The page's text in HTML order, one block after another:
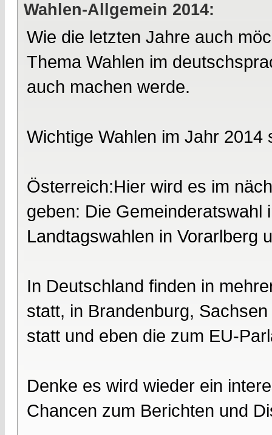
Wahlen-Allgemein 2014:
Wie die letzten Jahre auch
Thema Wahlen im
auch machen werde.
Wichtige Wahlen im Jahr 2014
Österreich:Hier wird es im
geben: Die Gemeinderatswahl
Landtagswahlen in Vorarlberg
In Deutschland finden in
statt, in Brandenburg,
statt und eben die zum EU-
Denke es wird wieder ein
Chancen zum Berichten und